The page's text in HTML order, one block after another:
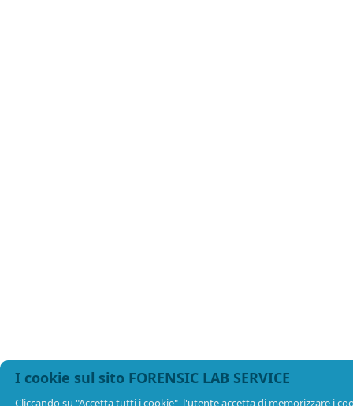
I cookie sul sito FORENSIC LAB SERVICE
Cliccando su "Accetta tutti i cookie", l'utente accetta di memorizzare i